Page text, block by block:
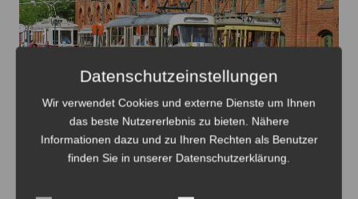
Datenschutzeinstellungen
Wir verwendet Cookies und externe Dienste um Ihnen
das beste Nutzererlebnis zu bieten. Nähere
Informationen dazu und zu Ihren Rechten als Benutzer
finden Sie in unserer Datenschutzerklärung.